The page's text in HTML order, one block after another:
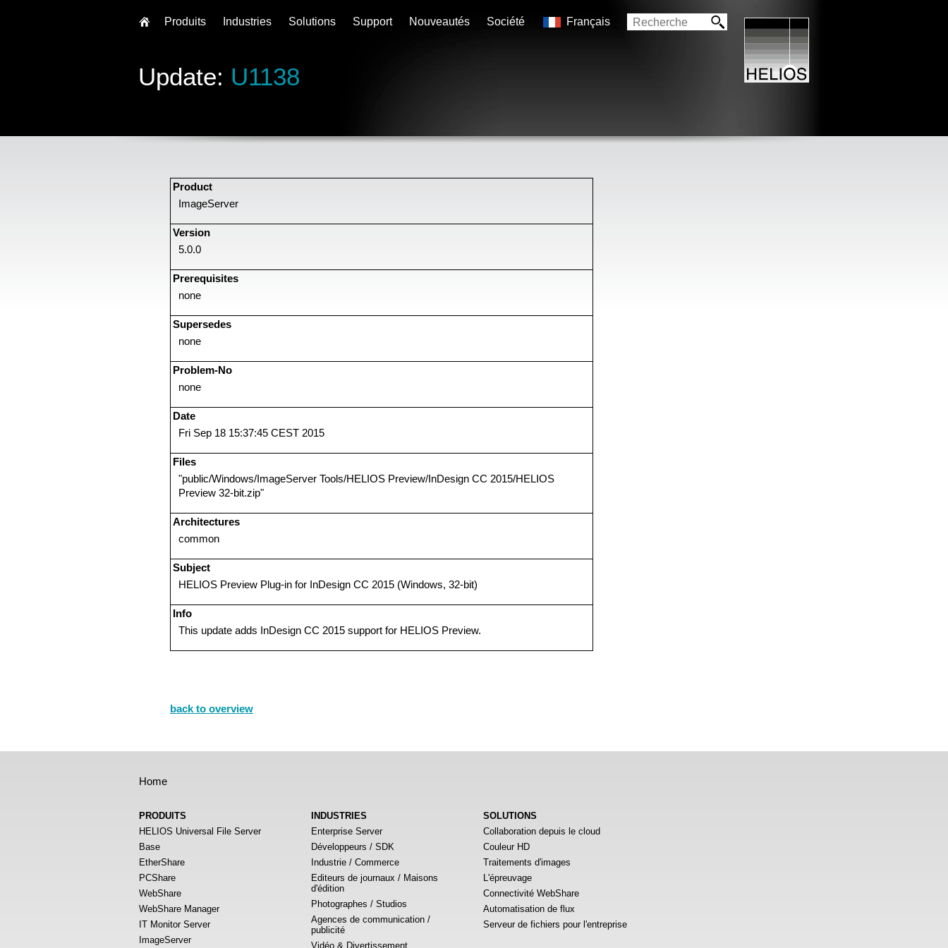
Update: U1138
Product
ImageServer
Version
5.0.0
Prerequisites
none
Supersedes
none
Problem-No
none
Date
Fri Sep 18 15:37:45 CEST 2015
Files
"public/Windows/ImageServer Tools/HELIOS Preview/InDesign CC 2015/HELIOS
Preview 32-bit.zip"
Architectures
common
Subject
HELIOS Preview Plug-in for InDesign CC 2015 (Windows, 32-bit)
Info
This update adds InDesign CC 2015 support for HELIOS Preview.
back to overview
Home
PRODUITS
HELIOS Universal File Server
Base
EtherShare
PCShare
WebShare
WebShare Manager
IT Monitor Server
ImageServer
INDUSTRIES
Enterprise Server
Développeurs / SDK
Industrie / Commerce
Editeurs de journaux / Maisons
d'édition
Photographes / Studios
Agences de communication /
publicité
Vidéo & Divertissement
SOLUTIONS
Collaboration depuis le cloud
Couleur HD
Traitements d'images
L'épreuvage
Connectivité WebShare
Automatisation de flux
Serveur de fichiers pour l'entreprise
Produits Industries Solutions Support Nouveautés Société Français